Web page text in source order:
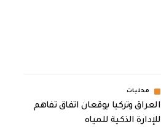
محليات
العراق وتركيا يوقعان اتفاق تفاهم
للإدارة الذكية للمياه